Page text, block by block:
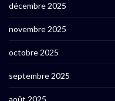
décembre 2025
novembre 2025
octobre 2025
septembre 2025